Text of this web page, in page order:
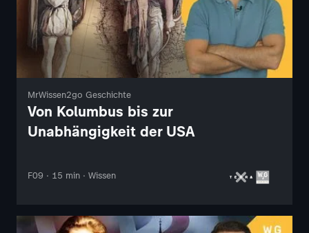
MrWissen2go Geschichte
Von Kolumbus bis zur
Unabhängigkeit der USA
F09 · 15 min · Wissen